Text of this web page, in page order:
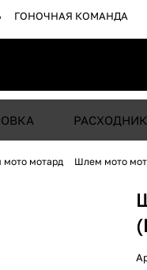
ГОНОЧНАЯ КОМАНДА
мотард Шлем мото